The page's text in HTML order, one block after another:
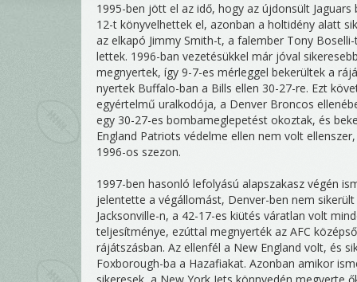
1995-ben jött el az idő, hogy az újdonsült
12-t könyvelhettek el, azonban a holtidény alatt
az elkapó Jimmy Smith-t, a falember Tony
lettek. 1996-ban vezetésükkel már jóval
megnyertek, így 9-7-es mérleggel bekerültek a
nyertek Buffalo-ban a Bills ellen 30-27-re. Ezt
egyértelmű uralkodója, a Denver Broncos
egy 30-27-es bombameglepetést okoztak, és
England Patriots védelme ellen nem volt
1996-os szezon.
1997-ben hasonló lefolyású alapszakasz végén
jelentette a végállomást, Denver-ben nem
Jacksonville-n, a 42-17-es kiütés váratlan volt
teljesítménye, ezúttal megnyerték az AFC
rájátszásban. Az ellenfél a New England volt, és
Foxborough-ba a Hazafiakat. Azonban amikor